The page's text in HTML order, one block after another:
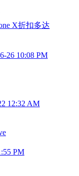
X折扣多达
26 10:08 PM
12:32 AM
PM